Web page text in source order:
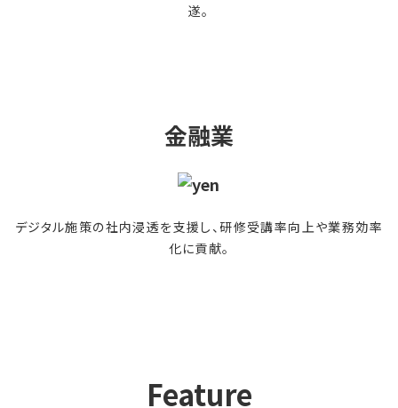
遂。
金融業
デジタル施策の社内浸透を支援し、研修受講率向上や業務効率
化に貢献。
Feature